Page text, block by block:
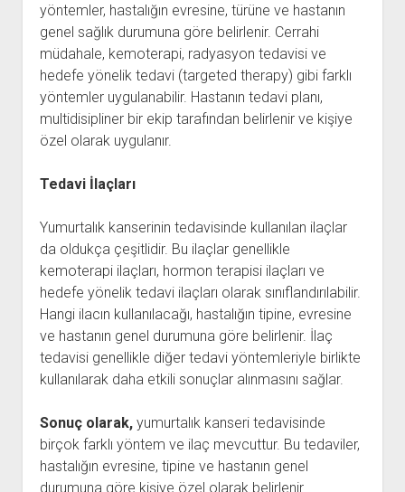
yöntemler, hastalığın evresine, türüne ve hastanın
genel sağlık durumuna göre belirlenir. Cerrahi
müdahale, kemoterapi, radyasyon tedavisi ve
hedefe yönelik tedavi (targeted therapy) gibi farklı
yöntemler uygulanabilir. Hastanın tedavi planı,
multidisipliner bir ekip tarafından belirlenir ve kişiye
özel olarak uygulanır.
Tedavi İlaçları
Yumurtalık kanserinin tedavisinde kullanılan ilaçlar
da oldukça çeşitlidir. Bu ilaçlar genellikle
kemoterapi ilaçları, hormon terapisi ilaçları ve
hedefe yönelik tedavi ilaçları olarak sınıflandırılabilir.
Hangi ilacın kullanılacağı, hastalığın tipine, evresine
ve hastanın genel durumuna göre belirlenir. İlaç
tedavisi genellikle diğer tedavi yöntemleriyle birlikte
kullanılarak daha etkili sonuçlar alınmasını sağlar.
Sonuç olarak,yumurtalık kanseri tedavisinde
birçok farklı yöntem ve ilaç mevcuttur. Bu tedaviler,
hastalığın evresine, tipine ve hastanın genel
durumuna göre kişiye özel olarak belirlenir.